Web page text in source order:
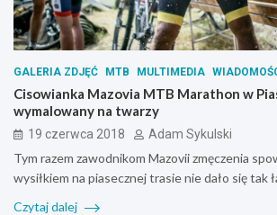
GALERIA ZDJĘĆ MTB MULTIMEDIA
Cisowianka Mazovia MTB Marathon w
wymalowany na twarzy
19 czerwca 2018 Adam Sykulski
Tym razem zawodnikom Mazovii zmęczenia
wysiłkiem na piasecznej trasie nie dało się tak
Czytaj dalej